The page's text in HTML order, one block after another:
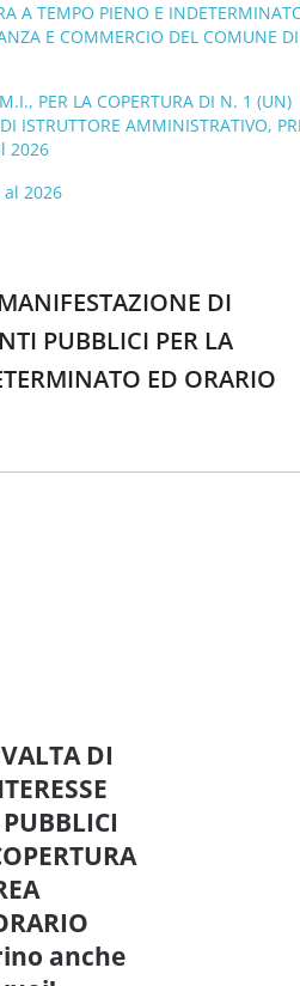
A TEMPO PIENO E
E COMMERCIO DEL COMUNE DI
PER LA COPERTURA DI N. 1 (UN)
ISTRUTTORE AMMINISTRATIVO,
2026
2026
DI
PUBBLICI PER LA
ED ORARIO
DI
anche